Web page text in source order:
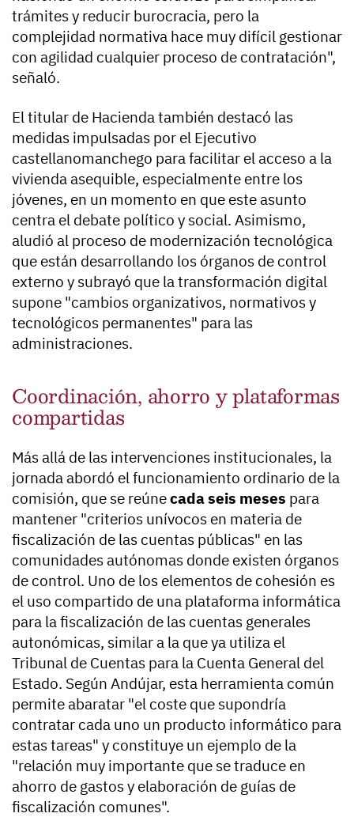
trámites y reducir burocracia, pero la
complejidad normativa hace muy difícil gestionar
con agilidad cualquier proceso de contratación",
señaló.
El titular de Hacienda también destacó las
medidas impulsadas por el Ejecutivo
castellanomanchego para facilitar el acceso a la
vivienda asequible, especialmente entre los
jóvenes, en un momento en que este asunto
centra el debate político y social. Asimismo,
aludió al proceso de modernización tecnológica
que están desarrollando los órganos de control
externo y subrayó que la transformación digital
supone "cambios organizativos, normativos y
tecnológicos permanentes" para las
administraciones.
Coordinación, ahorro y plataformas
compartidas
Más allá de las intervenciones institucionales, la
jornada abordó el funcionamiento ordinario de la
comisión, que se reúnecada seis meses para
mantener "criterios unívocos en materia de
fiscalización de las cuentas públicas" en las
comunidades autónomas donde existen órganos
de control. Uno de los elementos de cohesión es
el uso compartido de una plataforma informática
para la fiscalización de las cuentas generales
autonómicas, similar a la que ya utiliza el
Tribunal de Cuentas para la Cuenta General del
Estado. Según Andújar, esta herramienta común
permite abaratar "el coste que supondría
contratar cada uno un producto informático para
estas tareas" y constituye un ejemplo de la
"relación muy importante que se traduce en
ahorro de gastos y elaboración de guías de
fiscalización comunes".